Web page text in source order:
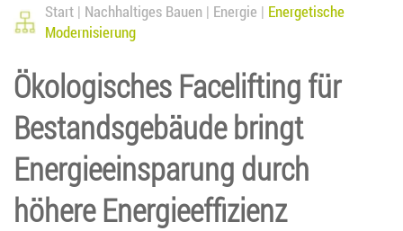
Start Nachhaltiges Bauen Energie
Energetische
Modernisierung
Ökologisches Facelifting für
Bestandsgebäude bringt
Energieeinsparung durch
höhere Energieeffizienz